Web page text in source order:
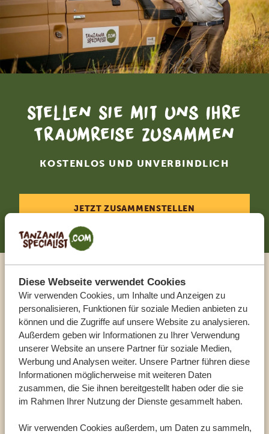
Diese Webseite verwendet Cookies
Wir verwenden Cookies, um Inhalte und Anzeigen zu
personalisieren, Funktionen für soziale Medien anbieten zu
können und die Zugriffe auf unsere Website zu analysieren.
Außerdem geben wir Informationen zu Ihrer Verwendung
unserer Website an unsere Partner für soziale Medien,
Werbung und Analysen weiter. Unsere Partner führen diese
Informationen möglicherweise mit weiteren Daten
zusammen, die Sie ihnen bereitgestellt haben oder die sie
im Rahmen Ihrer Nutzung der Dienste gesammelt haben.
Wir verwenden Cookies außerdem, um Daten zu sammeln,
Stellen Sie mit uns Ihre
Traumreise zusammen
KOSTENLOS UND UNVERBINDLICH
JETZT ZUSAMMENSTELLEN
Sprechen Sie mit einem
Reiseberater
UNSERE EXPERTEN HELFEN IHNEN GERN
DE:+494087407061
ANDERE LÄNDER